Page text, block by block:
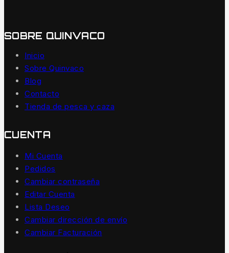
SOBRE QUINVACO
Inicio
Sobre Quinvaco
Blog
Contacto
Tienda de pesca y caza
CUENTA
Mi Cuenta
Pedidos
Cambiar contraseña
Editar Cuenta
Lista Deseo
Cambiar dirección de envío
Cambiar Facturación